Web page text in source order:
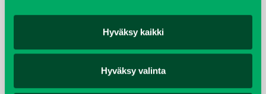
Hyväksy kaikki
Hyväksy valinta
huhtikuu 2019